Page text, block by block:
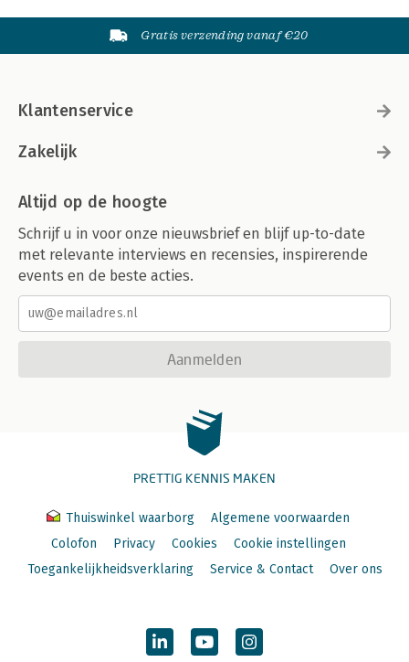
Gratis verzending vanaf €20
Klantenservice
Zakelijk
Altijd op de hoogte
Schrijf u in voor onze nieuwsbrief en blijf up-to-date
met relevante interviews en recensies, inspirerende
events en de beste acties.
Aanmelden
PRETTIG KENNIS MAKEN
Thuiswinkel waarborg
Algemene voorwaarden
Colofon
Privacy Cookies
Cookie instellingen
Toegankelijkheidsverklaring
Service & Contact Over ons